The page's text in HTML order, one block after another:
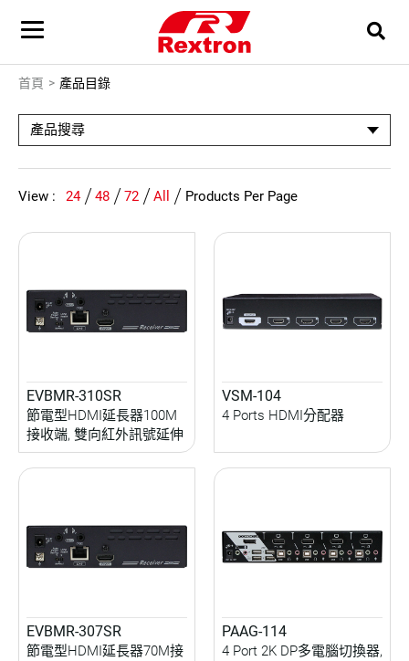
首頁 產品目錄
產品搜尋
View : 24 48 72 All Products Per Page
EVBMR-310SR
節電型HDMI延長器100M
接收端, 雙向紅外訊號延伸
VSM-104
4 Ports HDMI分配器
EVBMR-307SR
節電型HDMI延長器70M接
PAAG-114
4 Port 2K DP多電腦切換器,